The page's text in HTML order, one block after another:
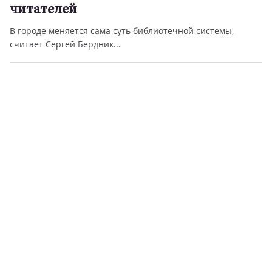
читателей
В городе меняется сама суть библиотечной системы,
считает Сергей Бердник...